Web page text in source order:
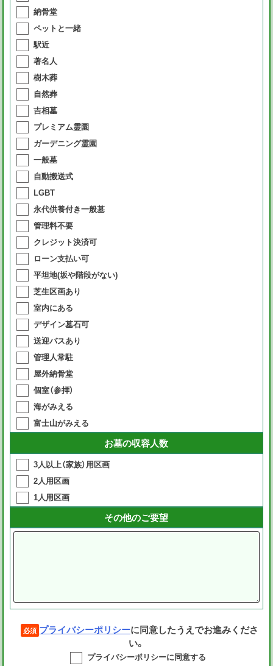
納骨堂
ペットと一緒
駅近
著名人
樹木葬
自然葬
吉相墓
プレミアム霊園
ガーデニング霊園
一般墓
自動搬送式
LGBT
永代供養付き一般墓
管理料不要
クレジット決済可
ローン支払い可
平坦地(坂や階段がない)
芝生区画あり
室内にある
デザイン墓石可
送迎バスあり
管理人常駐
屋外納骨堂
個室（参拝）
海がみえる
富士山がみえる
お墓の収容人数
3人以上（家族）用区画
2人用区画
1人用区画
その他のご要望
必須 プライバシーポリシーに同意したうえでお進みくださ
い。
プライバシーポリシーに同意する